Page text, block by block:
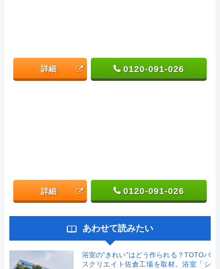
詳細 0120-091-026
詳細 0120-091-026
あわせて読みたい
浴室の”きれい”はどう作られる？TOTOバ
スクリエイト佐倉工場を取材。浴室「シ